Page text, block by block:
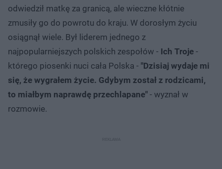
odwiedził matkę za granicą, ale wieczne kłótnie
zmusiły go do powrotu do kraju. W dorosłym życiu
osiągnął wiele. Był liderem jednego z
najpopularniejszych polskich zespołów - Ich Troje -
którego piosenki nuci cała Polska - "Dzisiaj wydaje mi
się, że wygrałem życie. Gdybym został z rodzicami,
to miałbym naprawdę przechlapane" - wyznał w
rozmowie.